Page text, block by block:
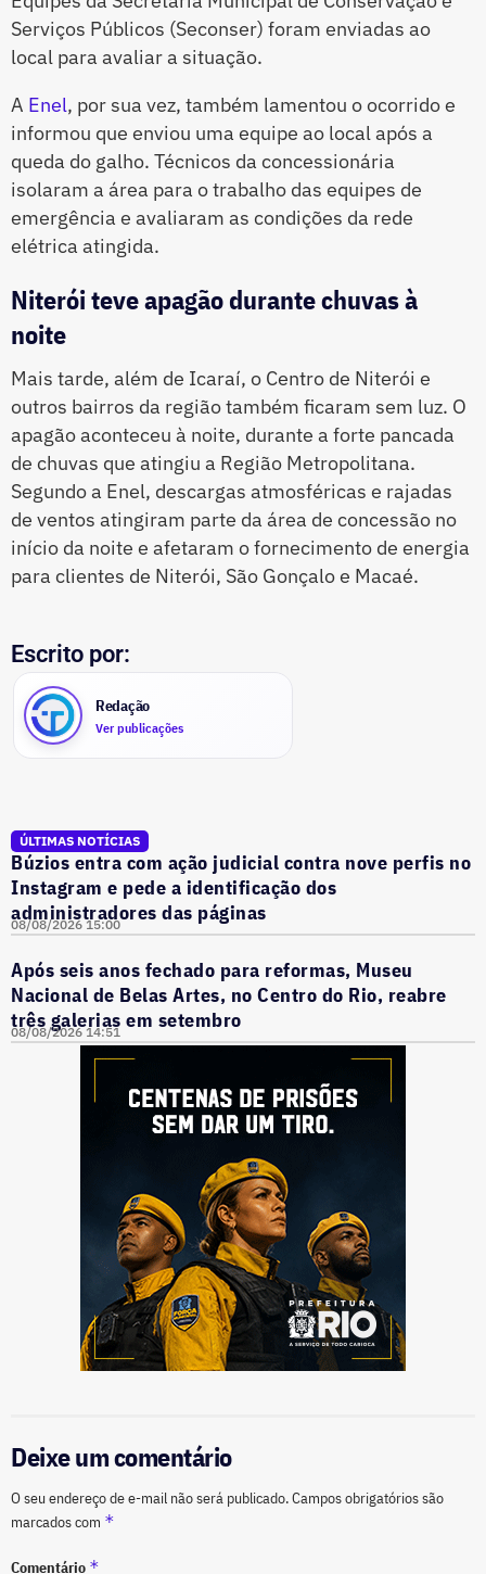
Serviços Públicos (Seconser) foram enviadas ao
local para avaliar a situação.
A Enel, por sua vez, também lamentou o ocorrido e
informou que enviou uma equipe ao local após a
queda do galho. Técnicos da concessionária
isolaram a área para o trabalho das equipes de
emergência e avaliaram as condições da rede
elétrica atingida.
Niterói teve apagão durante chuvas à
noite
Mais tarde, além de Icaraí, o Centro de Niterói e
outros bairros da região também ficaram sem luz. O
apagão aconteceu à noite, durante a forte pancada
de chuvas que atingiu a Região Metropolitana.
Segundo a Enel, descargas atmosféricas e rajadas
de ventos atingiram parte da área de concessão no
início da noite e afetaram o fornecimento de energia
para clientes de Niterói, São Gonçalo e Macaé.
Escrito por:
Redação
Ver publicações
ÚLTIMAS NOTÍCIAS
Búzios entra com ação judicial contra nove perfis no
Instagram e pede a identificação dos
administradores das páginas
08/08/2026 15:00
Após seis anos fechado para reformas, Museu
Nacional de Belas Artes, no Centro do Rio, reabre
três galerias em setembro
08/08/2026 14:51
Deixe um comentário
O seu endereço de e-mail não será publicado.Campos obrigatórios são
marcados com *
Comentário *